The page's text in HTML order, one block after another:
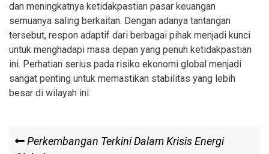
dan meningkatnya ketidakpastian pasar keuangan
semuanya saling berkaitan. Dengan adanya tantangan
tersebut, respon adaptif dari berbagai pihak menjadi kunci
untuk menghadapi masa depan yang penuh ketidakpastian
ini. Perhatian serius pada risiko ekonomi global menjadi
sangat penting untuk memastikan stabilitas yang lebih
besar di wilayah ini.
Post
Previous
Perkembangan Terkini Dalam Krisis Energi